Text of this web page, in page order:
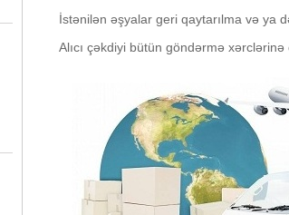
İstənilən əşyalar geri qaytarılma və ya
Alıcı çəkdiyi bütün göndərmə xərclərinə